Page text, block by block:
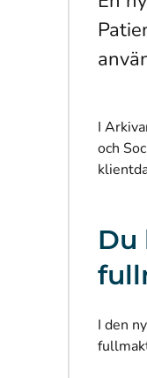
I
och
Du
I den